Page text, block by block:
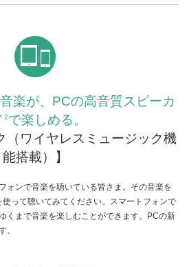
楽が、PCの高音質スピーカ
＊2で楽しめる。
（ワイヤレスミュージック機
能搭載）】
ォンで音楽を聴いている皆さま。その音楽を
って聴いてみてください。スマートフォンで
くまで音楽を楽しむことができます。PCの新
。